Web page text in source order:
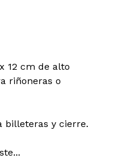
12 cm de alto
riñoneras o
billeteras y cierre.